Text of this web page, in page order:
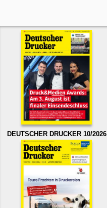
DEUTSCHER DRUCKER 10/2026